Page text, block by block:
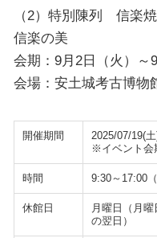
（2）特別陳列 信楽
信楽の美
会期：9月2日（火）～9
会場：安土城考古博物
開催期間
2025/07/19(
※イベント会
時間 9:30～17:00
休館日
月曜日（月
の翌日）